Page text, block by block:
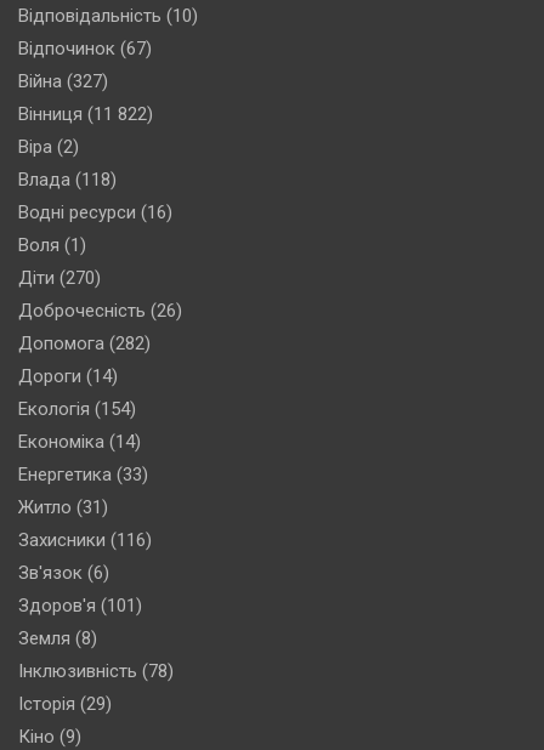
Відповідальність (10)
Відпочинок (67)
Війна (327)
Вінниця (11 822)
Віра (2)
Влада (118)
Водні ресурси (16)
Воля (1)
Діти (270)
Доброчесність (26)
Допомога (282)
Дороги (14)
Екологія (154)
Економіка (14)
Енергетика (33)
Житло (31)
Захисники (116)
Зв'язок (6)
Здоров'я (101)
Земля (8)
Інклюзивність (78)
Історія (29)
Кіно (9)